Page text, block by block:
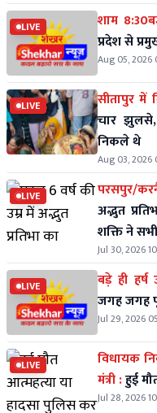
LIVE शाम
प्रदेश से
Aug 05, 2026
LIVE
चार
निकले थे
Aug 03, 2026
LIVE
अद्भुत
शक्ति ने
Jul 30, 2026
LIVE
जगह जगह
Jul 29, 2026
LIVE
विधायक
मंत्री :हुई
Jul 28, 2026